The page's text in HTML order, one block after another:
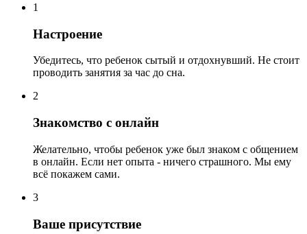
1
Настроение
Убедитесь, что ребенок сытый и отдохнувший. Не стоит
проводить занятия за час до сна.
2
Знакомство с онлайн
Желательно, чтобы ребенок уже был знаком с общением
в онлайн. Если нет опыта - ничего страшного. Мы ему
всё покажем сами.
3
Ваше присутствие